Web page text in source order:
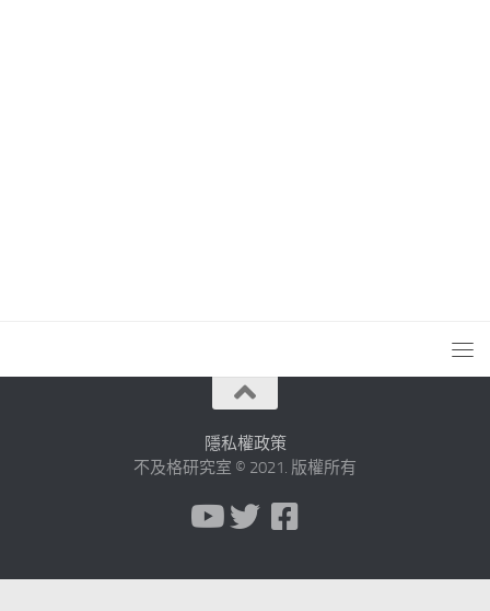
隱私權政策
不及格研究室 © 2021. 版權所有